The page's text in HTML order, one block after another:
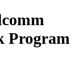
Program